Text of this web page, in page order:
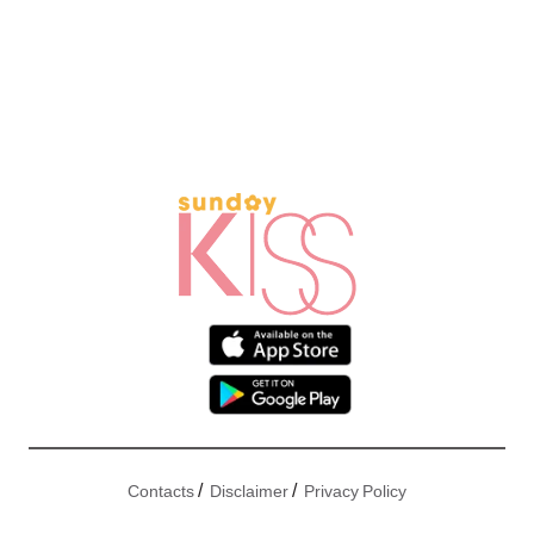
Contacts/ Disclaimer/ Privacy Policy